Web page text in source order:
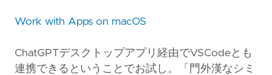
Work with Apps on macOS
ChatGPTデスクトップアプリ経由でVSCodeとも
連携できるということでお試し。「門外漢なシミ